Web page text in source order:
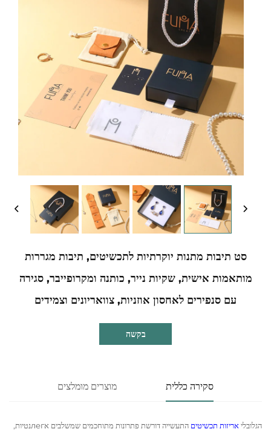
סט תיבות מתנות יוקרתיות לתכשיטים, תיבות מגררות
מותאמות אישית, שקיות נייר, כותנה ומקרופייבר, סגירה
עם סנפירים לאחסון אוזניות, צוואריונים וצמידים
בקשה
סקירה כללית מוצרים מומלצים
הגלובליאריזות תכשיטים
התעשייה דורשת פתרונות מתוחכמים שמשלבים אлегנטיות,